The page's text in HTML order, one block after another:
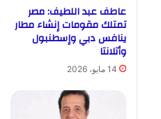
عاطف عبد اللطيف: مصر
تمتلك مقومات إنشاء مطار
ينافس دبي وإسطنبول
وأتلانتا
14 مايو، 2026